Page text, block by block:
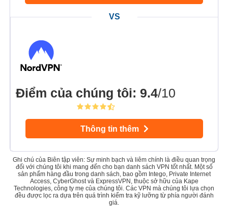
Điểm của chúng tôi: 9.4/10
Thông tin thêm
Ghi chú của Biên tập viên: Sự minh bạch và liêm chính là điều quan trọng
đối với chúng tôi khi mang đến cho bạn danh sách VPN tốt nhất. Một số
sản phẩm hàng đầu trong danh sách, bao gồm Intego, Private Internet
Access, CyberGhost và ExpressVPN, thuộc sở hữu của Kape
Technologies, công ty mẹ của chúng tôi. Các VPN mà chúng tôi lựa chọn
đều được lọc ra dựa trên quá trình kiểm tra kỹ lưỡng từ phía người đánh
giá.